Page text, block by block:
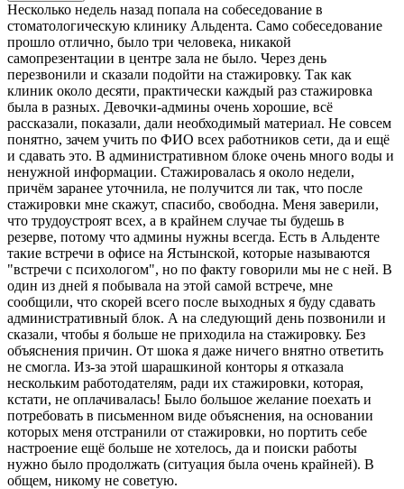
Несколько недель назад попала на собеседование в
стоматологическую клинику Альдента. Само собеседование
прошло отлично, было три человека, никакой
самопрезентации в центре зала не было. Через день
перезвонили и сказали подойти на стажировку. Так как
клиник около десяти, практически каждый раз стажировка
была в разных. Девочки-админы очень хорошие, всё
рассказали, показали, дали необходимый материал. Не совсем
понятно, зачем учить по ФИО всех работников сети, да и ещё
и сдавать это. В административном блоке очень много воды и
ненужной информации. Стажировалась я около недели,
причём заранее уточнила, не получится ли так, что после
стажировки мне скажут, спасибо, свободна. Меня заверили,
что трудоустроят всех, а в крайнем случае ты будешь в
резерве, потому что админы нужны всегда. Есть в Альденте
такие встречи в офисе на Ястынской, которые называются
"встречи с психологом", но по факту говорили мы не с ней. В
один из дней я побывала на этой самой встрече, мне
сообщили, что скорей всего после выходных я буду сдавать
административный блок. А на следующий день позвонили и
сказали, чтобы я больше не приходила на стажировку. Без
объяснения причин. От шока я даже ничего внятно ответить
не смогла. Из-за этой шарашкиной конторы я отказала
нескольким работодателям, ради их стажировки, которая,
кстати, не оплачивалась! Было большое желание поехать и
потребовать в письменном виде объяснения, на основании
которых меня отстранили от стажировки, но портить себе
настроение ещё больше не хотелось, да и поиски работы
нужно было продолжать (ситуация была очень крайней). В
общем, никому не советую.